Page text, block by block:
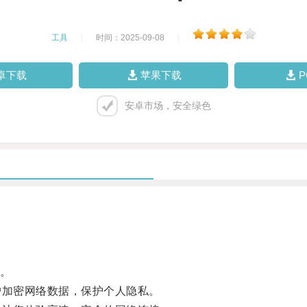
工具 时间：2025-09-08
下载 苹果下载
安卓市场，安全绿色
网络数据，保护个人隐私。